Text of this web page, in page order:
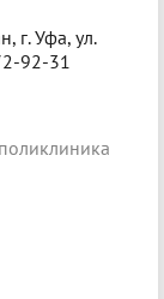
г. Уфа, ул.
92-31